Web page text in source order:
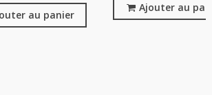
au panier
Ajouter au